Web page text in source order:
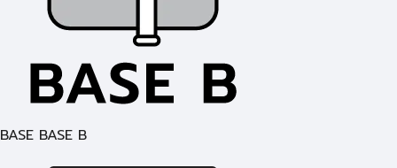
BASE BASE B